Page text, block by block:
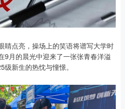
睛点亮，操场上的笑语将谱写大学时
月的晨光中迎来了一张张青春洋溢
级新生的热忱与憧憬。